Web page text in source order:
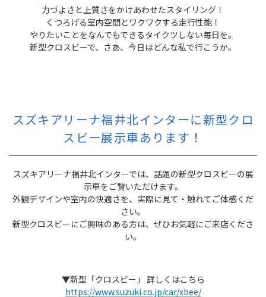
力づよさと上質さをかけあわせたスタイリング！
くつろげる室内空間とワクワクする走行性能！
やりたいことをなんでもできるタイクツしない毎日を。
新型クロスビーで、さあ、今日はどんな私で行こうか。
スズキアリーナ福井北インターに新型クロ
スビー展示車あります！
スズキアリーナ福井北インターでは、話題の新型クロスビーの展
示車をご覧いただけます。
外観デザインや室内の快適さを、実際に見て・触れてご体感くだ
さい。
新型クロスビーにご興味のある方は、ぜひお気軽にご来店くださ
い。
▼新型「クロスビー」 詳しくはこちら
https://www.suzuki.co.jp/car/xbee/